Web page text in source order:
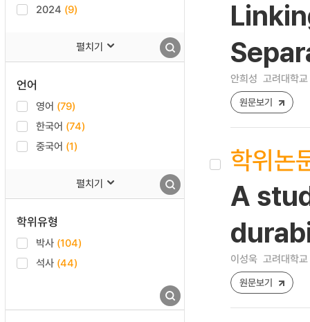
2024 (9)
펼치기
언어
영어 (79)
한국어 (74)
중국어 (1)
펼치기
학위유형
박사 (104)
석사 (44)
안희성 고려대학
원문보기
학위논
A
이성욱 고려대학
원문보기